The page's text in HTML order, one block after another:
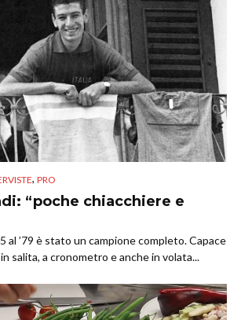
, PRO
“poche chiacchiere e
al ’79 è stato un campione completo. Capace
salita, a cronometro e anche in volata...